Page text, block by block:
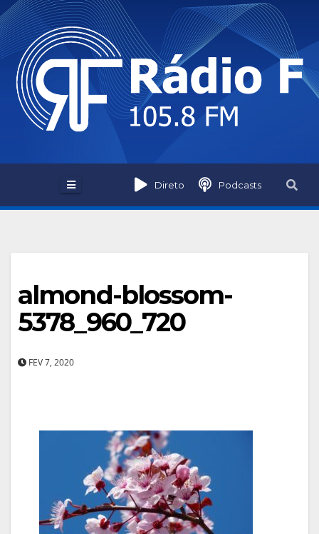
Skip
to
content
Direto Podcasts
almond-blossom-
5378_960_720
FEV 7, 2020